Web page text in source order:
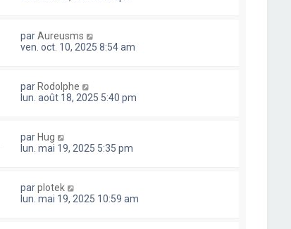
parAureusms
ven. oct. 10, 2025 8:54 am
par Rodolphe
lun. août 18, 2025 5:40 pm
par Hug
lun. mai 19, 2025 5:35 pm
parplotek
lun. mai 19, 2025 10:59 am